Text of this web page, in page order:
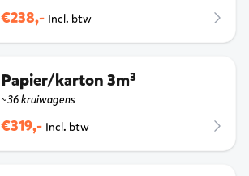
€238,- Incl. btw
Papier/karton 3m³
~36 kruiwagens
€319,- Incl. btw